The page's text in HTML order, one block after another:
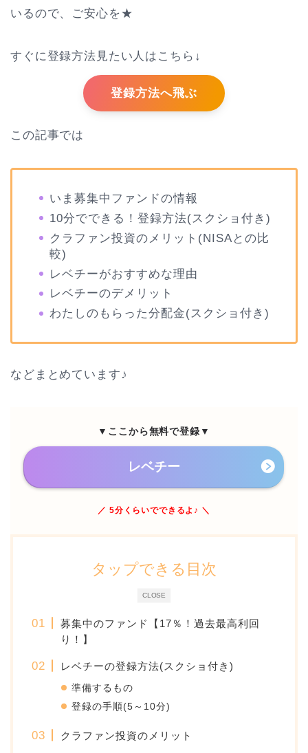
いるので、ご安心を★
すぐに登録方法見たい人はこちら↓
登録方法へ飛ぶ
この記事では
いま募集中ファンドの情報
10分でできる！登録方法(スクショ付き)
クラファン投資のメリット(NISAとの比
較)
レベチーがおすすめな理由
レベチーのデメリット
わたしのもらった分配金(スクショ付き)
などまとめています♪
▼ここから無料で登録▼
レベチー
／ 5分くらいでできるよ♪ ＼
CLOSE
タップできる目次
募集中のファンド【17％！過去最高利回
り！】
レベチーの登録方法(スクショ付き)
準備するもの
登録の手順(5～10分)
クラファン投資のメリット